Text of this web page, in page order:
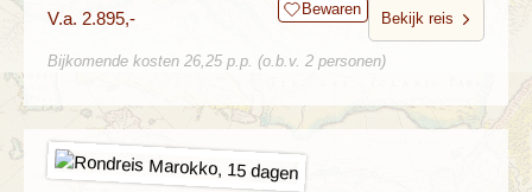
V.a. 2.895,- Bewaren
Bekijk reis
Bijkomende kosten 26,25 p.p. (o.b.v. 2 personen)